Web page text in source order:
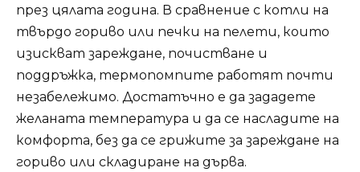
през цялата година. В сравнение с котли на
твърдо гориво или печки на пелети, които
изискват зареждане, почистване и
поддръжка, термопомпите работят почти
незабележимо. Достатъчно е да зададете
желаната температура и да се насладите на
комфорта, без да се грижите за зареждане на
гориво или складиране на дърва.